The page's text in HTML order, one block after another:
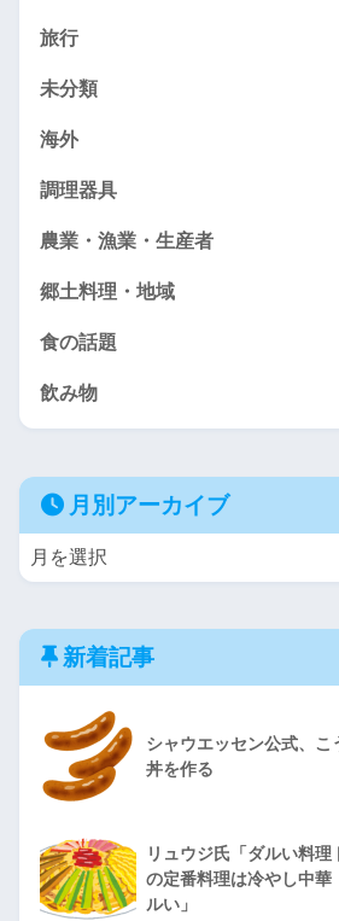
旅行
未分類
海外
調理器具
農業・漁業・生産者
郷土料理・地域
食の話題
飲み物
月別アーカイブ
新着記事
シャウエッセン公式、こ
丼を作る
リュウジ氏「ダルい料
の定番料理は冷やし中
ルい」